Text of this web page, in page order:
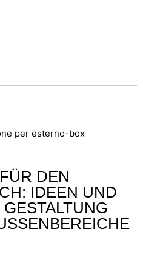
DEN
IDEEN UND T
P